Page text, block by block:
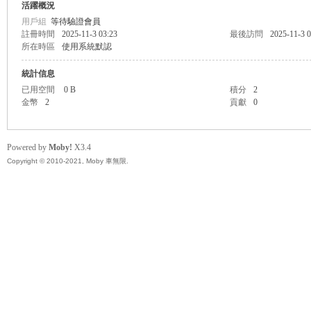
限
活躍概況
用戶組 等待驗證會員
註冊時間
2025-11-3 03:23 最後訪問
2025-11-3
所在時區
使用系統默認
統計信息
已用空間
0 B 積分
2
金幣
2 貢獻 0
Powered by Moby! X3.4
Copyright © 2010-2021, Moby 車無限.